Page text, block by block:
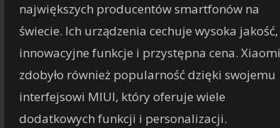
największych producentów smartfonów na
świecie. Ich urządzenia cechuje wysoka jakość,
innowacyjne funkcje i przystępna cena. Xiaomi
zdobyło również popularność dzięki swojemu
interfejsowi MIUI, który oferuje wiele
dodatkowych funkcji i personalizacji.